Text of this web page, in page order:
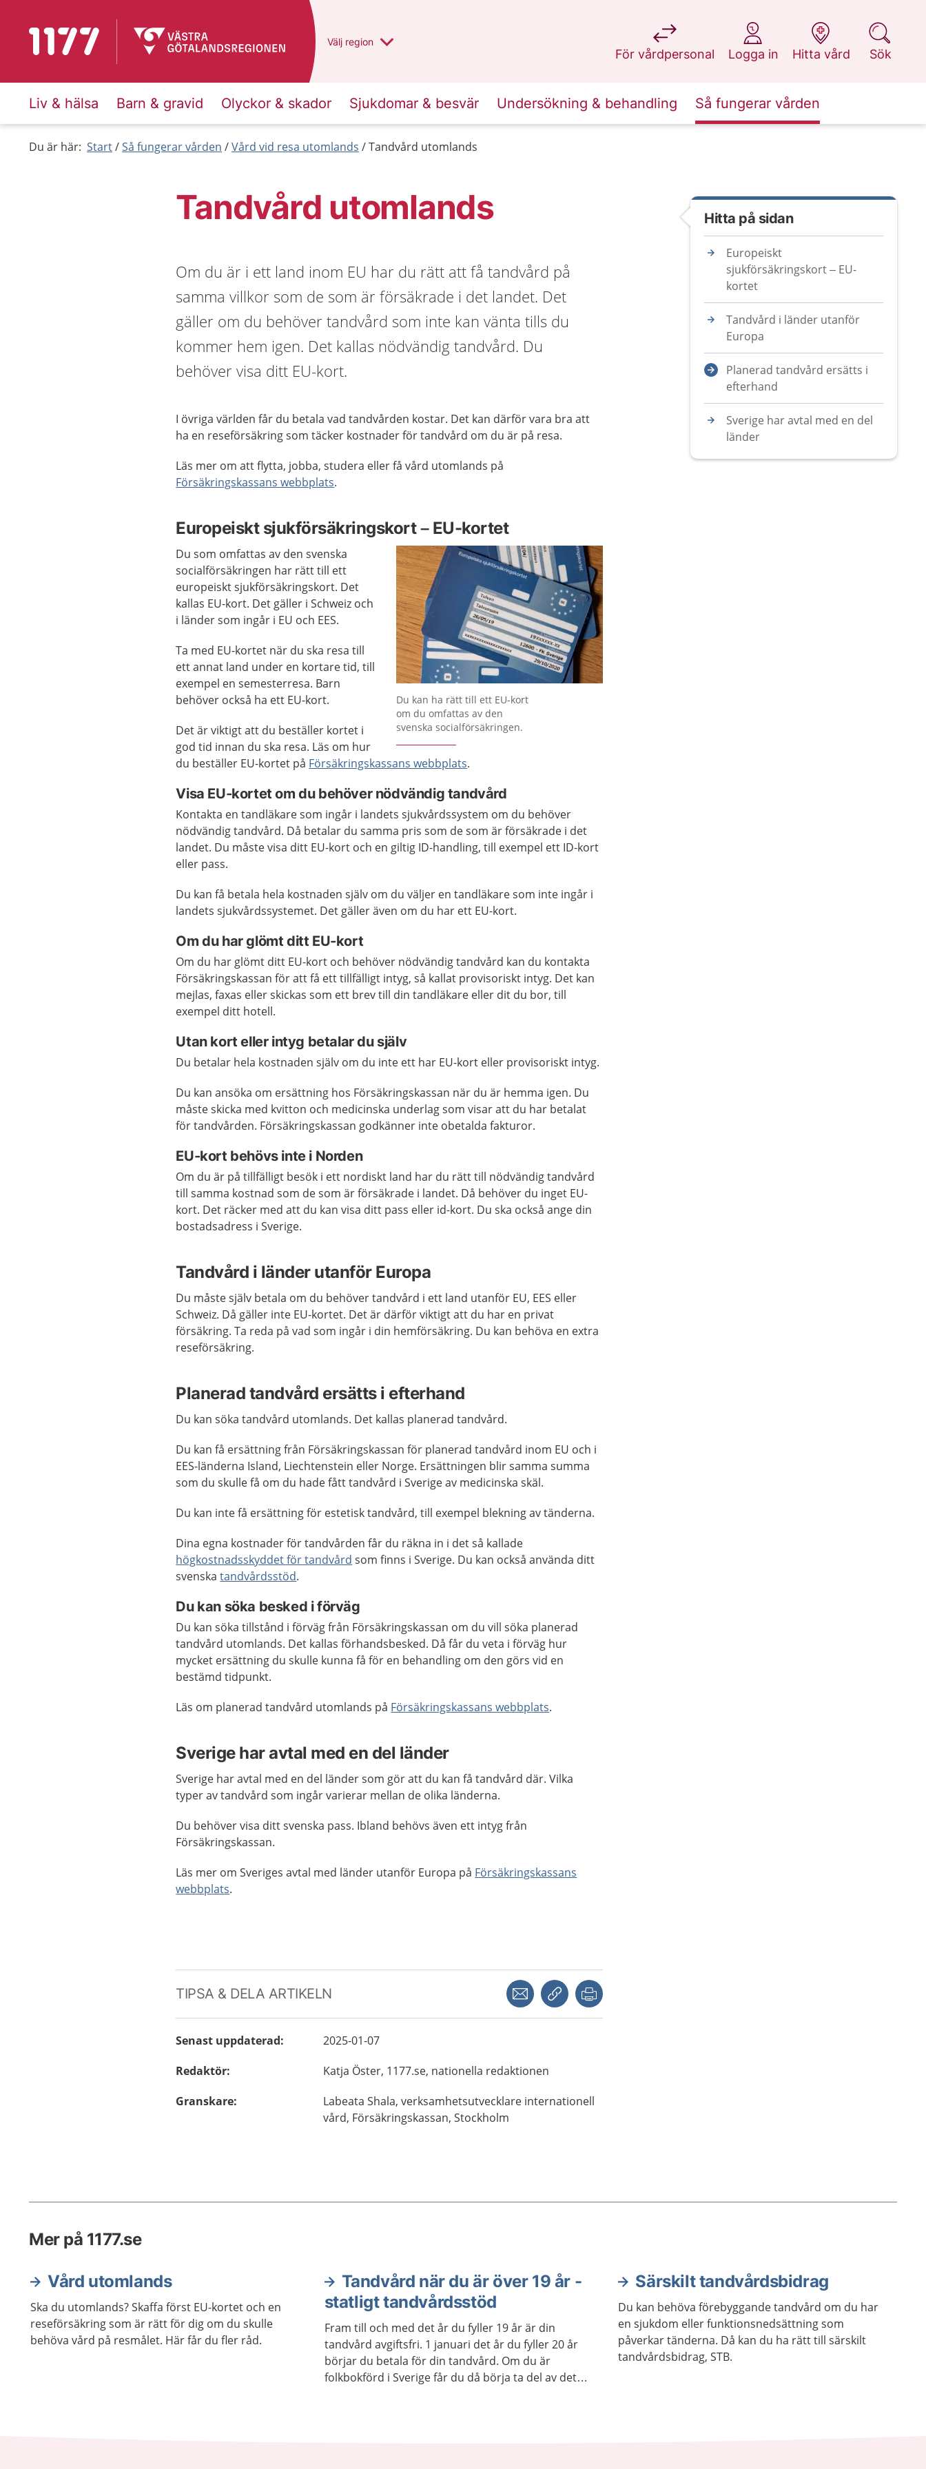
Till startsidan för 1177 Du har valt region
Välj en annan
region
För vårdpersonal
på 1177.se
Logga in
på 1177.se
Hitta vård
på 1177.se
Sök
på 1177.se
Liv & hälsa Barn & gravid Olyckor & skador Sjukdomar & besvär Undersökning & behandling Så fungerar vården
Du är här: Start Så fungerar vården Vård vid resa utomlands Tandvård utomlands
Tandvård utomlands
Om du är i ett land inom EU har du rätt att få tandvård på
samma villkor som de som är försäkrade i det landet. Det
gäller om du behöver tandvård som inte kan vänta tills du
kommer hem igen. Det kallas nödvändig tandvård. Du
behöver visa ditt EU-kort.
I övriga världen får du betala vad tandvården kostar. Det kan därför vara bra att
ha en reseförsäkring som täcker kostnader för tandvård om du är på resa.
Läs mer om att flytta, jobba, studera eller få vård utomlands på
Försäkringskassans webbplats.
Europeiskt sjukförsäkringskort – EU-kortet
Du kan ha rätt till ett EU-kort
om du omfattas av den
svenska socialförsäkringen.
Du som omfattas av den svenska
socialförsäkringen har rätt till ett
europeiskt sjukförsäkringskort. Det
kallas EU-kort. Det gäller i Schweiz och
i länder som ingår i EU och EES.
Ta med EU-kortet när du ska resa till
ett annat land under en kortare tid, till
exempel en semesterresa. Barn
behöver också ha ett EU-kort.
Det är viktigt att du beställer kortet i
god tid innan du ska resa. Läs om hur
du beställer EU-kortet på Försäkringskassans webbplats.
Visa EU-kortet om du behöver nödvändig tandvård
Kontakta en tandläkare som ingår i landets sjukvårdssystem om du behöver
nödvändig tandvård. Då betalar du samma pris som de som är försäkrade i det
landet. Du måste visa ditt EU-kort och en giltig ID-handling, till exempel ett ID-kort
eller pass.
Du kan få betala hela kostnaden själv om du väljer en tandläkare som inte ingår i
landets sjukvårdssystemet. Det gäller även om du har ett EU-kort.
Om du har glömt ditt EU-kort
Om du har glömt ditt EU-kort och behöver nödvändig tandvård kan du kontakta
Försäkringskassan för att få ett tillfälligt intyg, så kallat provisoriskt intyg. Det kan
mejlas, faxas eller skickas som ett brev till din tandläkare eller dit du bor, till
exempel ditt hotell.
Utan kort eller intyg betalar du själv
Du betalar hela kostnaden själv om du inte ett har EU-kort eller provisoriskt intyg.
Du kan ansöka om ersättning hos Försäkringskassan när du är hemma igen. Du
måste skicka med kvitton och medicinska underlag som visar att du har betalat
för tandvården. Försäkringskassan godkänner inte obetalda fakturor.
EU-kort behövs inte i Norden
Om du är på tillfälligt besök i ett nordiskt land har du rätt till nödvändig tandvård
till samma kostnad som de som är försäkrade i landet. Då behöver du inget EU-
kort. Det räcker med att du kan visa ditt pass eller id-kort. Du ska också ange din
bostadsadress i Sverige.
Tandvård i länder utanför Europa
Du måste själv betala om du behöver tandvård i ett land utanför EU, EES eller
Schweiz. Då gäller inte EU-kortet. Det är därför viktigt att du har en privat
försäkring. Ta reda på vad som ingår i din hemförsäkring. Du kan behöva en extra
reseförsäkring.
Planerad tandvård ersätts i efterhand
Du kan söka tandvård utomlands. Det kallas planerad tandvård.
Du kan få ersättning från Försäkringskassan för planerad tandvård inom EU och i
EES-länderna Island, Liechtenstein eller Norge. Ersättningen blir samma summa
som du skulle få om du hade fått tandvård i Sverige av medicinska skäl.
Du kan inte få ersättning för estetisk tandvård, till exempel blekning av tänderna.
Dina egna kostnader för tandvården får du räkna in i det så kallade
högkostnadsskyddet för tandvård som finns i Sverige. Du kan också använda ditt
svenskatandvårdsstöd.
Du kan söka besked i förväg
Du kan söka tillstånd i förväg från Försäkringskassan om du vill söka planerad
tandvård utomlands. Det kallas förhandsbesked. Då får du veta i förväg hur
mycket ersättning du skulle kunna få för en behandling om den görs vid en
bestämd tidpunkt.
Läs om planerad tandvård utomlands på Försäkringskassans webbplats.
Sverige har avtal med en del länder
Sverige har avtal med en del länder som gör att du kan få tandvård där. Vilka
typer av tandvård som ingår varierar mellan de olika länderna.
Du behöver visa ditt svenska pass. Ibland behövs även ett intyg från
Försäkringskassan.
Läs mer om Sveriges avtal med länder utanför Europa på Försäkringskassans
webbplats.
TIPSA & DELA ARTIKELN Dela via mejlKopiera länk
Senast uppdaterad:
2025-01-07
Redaktör: Katja Öster, 1177.se, nationella redaktionen
Granskare: Labeata Shala, verksamhetsutvecklare internationell
vård, Försäkringskassan, Stockholm
Hitta på sidan
Europeiskt
sjukförsäkringskort – EU-
kortet
Tandvård i länder utanför
Europa
Planerad tandvård ersätts i
efterhand
Sverige har avtal med en del
länder
Mer på 1177.se
Vård utomlands
Ska du utomlands? Skaffa först EU-kortet och en
reseförsäkring som är rätt för dig om du skulle
behöva vård på resmålet. Här får du fler råd.
Tandvård när du är över 19 år -
statligt tandvårdsstöd
Fram till och med det år du fyller 19 år är din
tandvård avgiftsfri. 1 januari det år du fyller 20 år
börjar du betala för din tandvård. Om du är
folkbokförd i Sverige får du då börja ta del av det
Särskilt tandvårdsbidrag
Du kan behöva förebyggande tandvård om du har
en sjukdom eller funktionsnedsättning som
påverkar tänderna. Då kan du ha rätt till särskilt
tandvårdsbidrag, STB.